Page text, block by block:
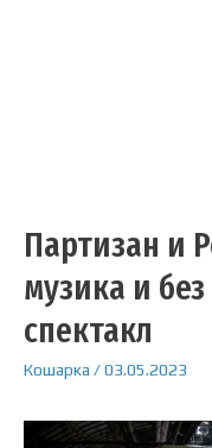
Партизан и
музика и
спектакл
Кошарка /03.05.2023